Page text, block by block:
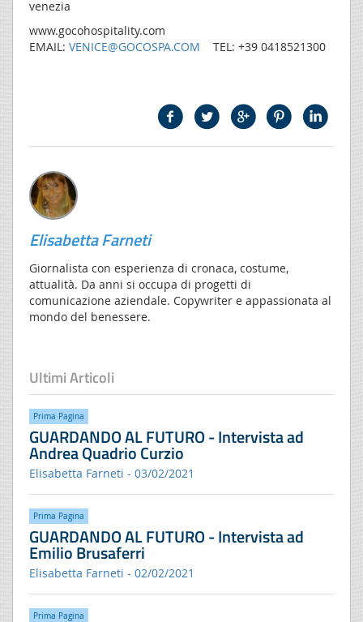
venezia
www.gocohospitality.com
EMAIL: VENICE@GOCOSPA.COM TEL: +39 0418521300
Elisabetta Farneti
Giornalista con esperienza di cronaca, costume,
attualità. Da anni si occupa di progetti di
comunicazione aziendale. Copywriter e appassionata al
mondo del benessere.
Ultimi Articoli
Prima Pagina
GUARDANDO AL FUTURO - Intervista ad
Andrea Quadrio Curzio
Elisabetta Farneti - 03/02/2021
Prima Pagina
GUARDANDO AL FUTURO - Intervista ad
Emilio Brusaferri
Elisabetta Farneti - 02/02/2021
Prima Pagina